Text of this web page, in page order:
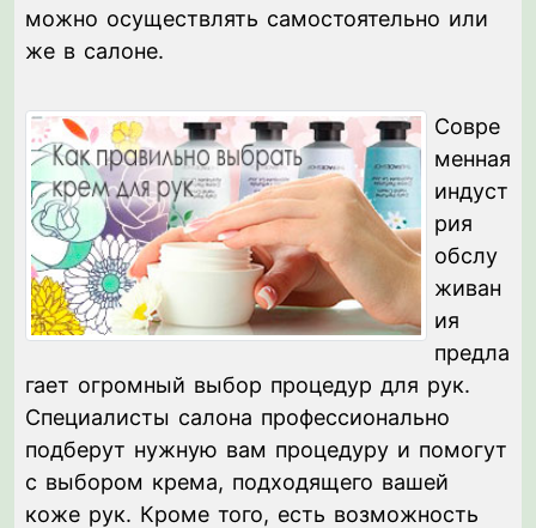
можно осуществлять самостоятельно или
же в салоне.
Совре
менная
индуст
рия
обслу
живан
ия
предла
гает огромный выбор процедур для рук.
Специалисты салона профессионально
подберут нужную вам процедуру и помогут
с выбором крема, подходящего вашей
коже рук. Кроме того, есть возможность